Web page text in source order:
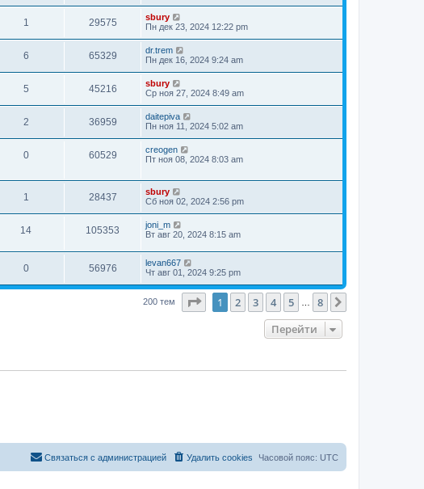
1 29575
sbury
Пн дек 23, 2024 12:22 pm
6 65329
dr.trem
Пн дек 16, 2024 9:24 am
5 45216
sbury
Ср ноя 27, 2024 8:49 am
2 36959
daitepiva
Пн ноя 11, 2024 5:02 am
0 60529
creogen
Пт ноя 08, 2024 8:03 am
1 28437
sbury
Сб ноя 02, 2024 2:56 pm
14 105353
joni_m
Вт авг 20, 2024 8:15 am
0 56976
levan667
Чт авг 01, 2024 9:25 pm
200 тем Страница1 из
1 2 3 4 5 8
Перейти
Часовой пояс: UTC
Удалить cookies
Связаться с администрацией